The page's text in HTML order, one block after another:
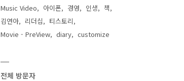
Music Video
아이폰 경영 인생
책
김연아
리더십
티스토리
Movie - PreView
diary customize
전체 방문자